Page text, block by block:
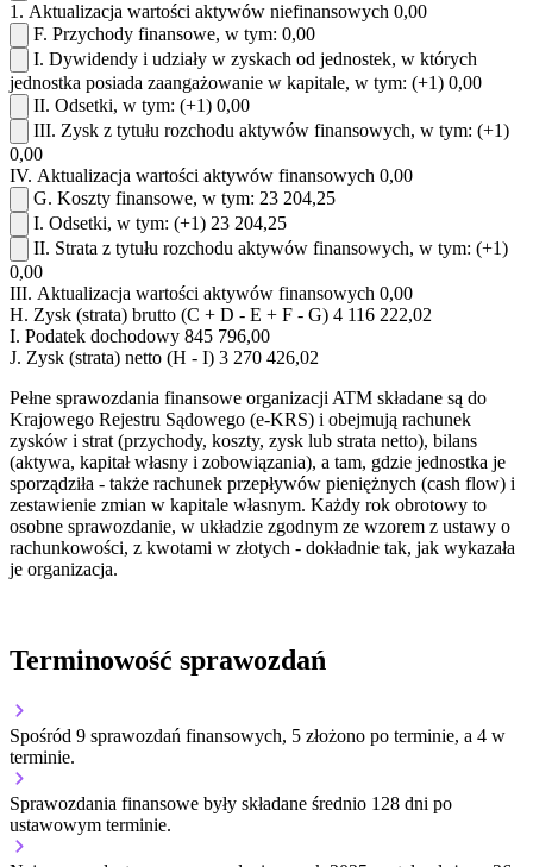
1. Aktualizacja wartości aktywów niefinansowych 0,00
F. Przychody finansowe, w tym: 0,00
I. Dywidendy i udziały w zyskach od jednostek, w których
jednostka posiada zaangażowanie w kapitale, w tym: (+1) 0,00
II. Odsetki, w tym: (+1) 0,00
III. Zysk z tytułu rozchodu aktywów finansowych, w tym: (+1)
0,00
IV. Aktualizacja wartości aktywów finansowych 0,00
G. Koszty finansowe, w tym: 23 204,25
I. Odsetki, w tym: (+1) 23 204,25
II. Strata z tytułu rozchodu aktywów finansowych, w tym: (+1)
0,00
III. Aktualizacja wartości aktywów finansowych 0,00
H. Zysk (strata) brutto (C + D - E + F - G) 4 116 222,02
I. Podatek dochodowy 845 796,00
J. Zysk (strata) netto (H - I) 3 270 426,02
Pełne sprawozdania finansowe organizacji ATM składane są do
Krajowego Rejestru Sądowego (e-KRS) i obejmują rachunek
zysków i strat (przychody, koszty, zysk lub strata netto), bilans
(aktywa, kapitał własny i zobowiązania), a tam, gdzie jednostka je
sporządziła - także rachunek przepływów pieniężnych (cash flow) i
zestawienie zmian w kapitale własnym. Każdy rok obrotowy to
osobne sprawozdanie, w układzie zgodnym ze wzorem z ustawy o
rachunkowości, z kwotami w złotych - dokładnie tak, jak wykazała
je organizacja.
Terminowość sprawozdań
Spośród 9 sprawozdań finansowych, 5 złożono po terminie, a 4 w
terminie.
Sprawozdania finansowe były składane średnio 128 dni po
ustawowym terminie.